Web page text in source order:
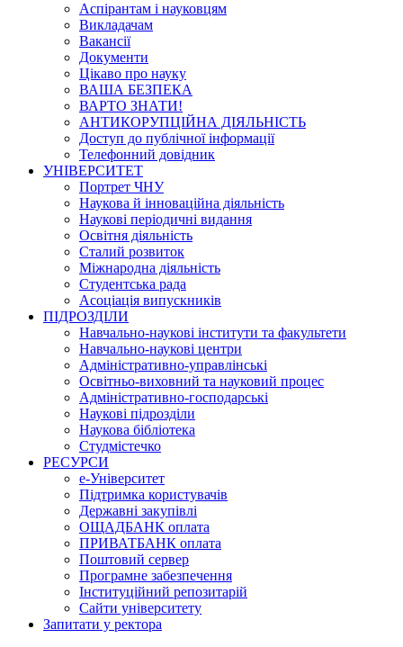
Аспірантам і науковцям
Викладачам
Вакансії
Документи
Цікаво про науку
ВАША БЕЗПЕКА
ВАРТО ЗНАТИ!
АНТИКОРУПЦІЙНА ДІЯЛЬНІСТЬ
Доступ до публічної інформації
Телефонний довідник
УНІВЕРСИТЕТ
Портрет ЧНУ
Наукова й інноваційна діяльність
Наукові періодичні видання
Освітня діяльність
Сталий розвиток
Міжнародна діяльність
Студентська рада
Асоціація випускників
ПІДРОЗДІЛИ
Навчально-наукові інститути та факультети
Навчально-наукові центри
Адміністративно-управлінські
Освітньо-виховний та науковий процес
Адміністративно-господарські
Наукові підрозділи
Наукова бібліотека
Студмістечко
РЕСУРСИ
е-Університет
Підтримка користувачів
Державні закупівлі
ОЩАДБАНК оплата
ПРИВАТБАНК оплата
Поштовий сервер
Програмне забезпечення
Інституційний репозитарій
Сайти університету
Запитати у ректора